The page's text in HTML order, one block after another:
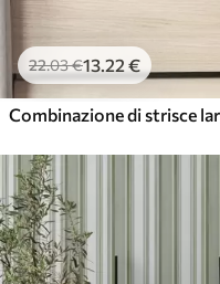
22.03€13.22 €